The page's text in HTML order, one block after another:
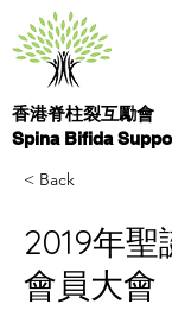
香港脊柱裂互勵會
Spina Bifida
< Back
2019年
會員大會